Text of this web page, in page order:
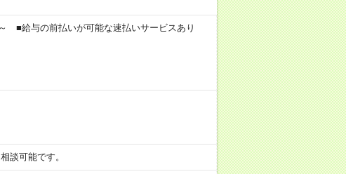
■給与の前払いが可能な速払いサービスあり
談可能です。